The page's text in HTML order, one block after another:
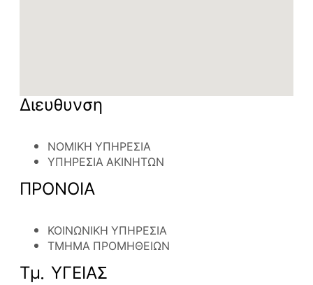
Διευθυνση
ΝΟΜΙΚΗ ΥΠΗΡΕΣΙΑ
ΥΠΗΡΕΣΙΑ ΑΚΙΝΗΤΩΝ
ΠΡΟΝΟΙΑ
ΚΟΙΝΩΝΙΚΗ ΥΠΗΡΕΣΙΑ
ΤΜΗΜΑ ΠΡΟΜΗΘΕΙΩΝ
Τμ. ΥΓΕΙΑΣ